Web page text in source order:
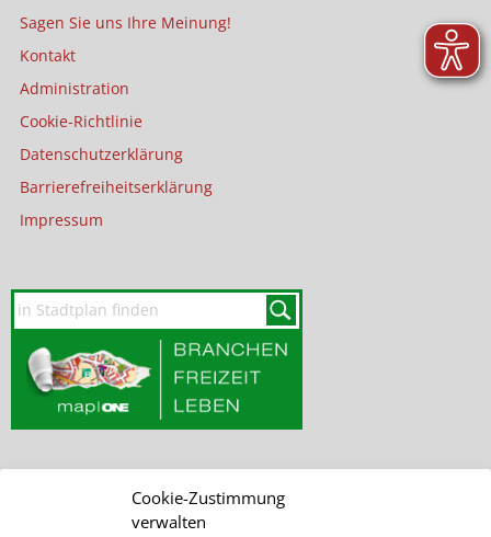
Cookie-Zustimmung
verwalten
Sagen Sie uns Ihre Meinung!
Kontakt
Administration
Cookie-Richtlinie
Datenschutzerklärung
Barrierefreiheitserklärung
Impressum
SEITE DURCHSUCHEN